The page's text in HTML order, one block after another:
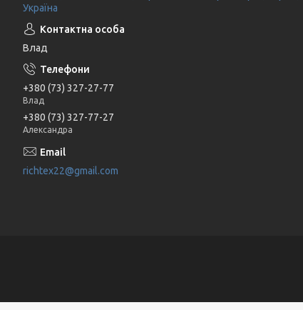
Україна
Влад
+380 (73) 327-27-77
Влад
+380 (73) 327-77-27
Александра
richtex22@gmail.com